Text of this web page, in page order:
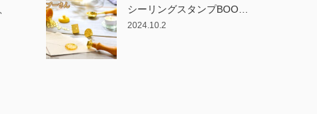
シーリングスタンプBOO…
2024.10.2